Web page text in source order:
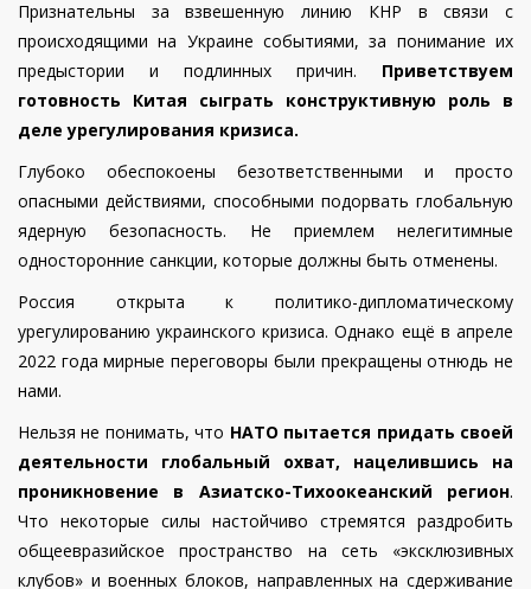
Признательны за взвешенную линию КНР в связи с
происходящими на Украине событиями, за понимание их
предыстории и подлинных причин. Приветствуем
готовность Китая сыграть конструктивную роль в
деле урегулирования кризиса.
Глубоко обеспокоены безответственными и просто
опасными действиями, способными подорвать глобальную
ядерную безопасность. Не приемлем нелегитимные
односторонние санкции, которые должны быть отменены.
Россия открыта к политико-дипломатическому
урегулированию украинского кризиса. Однако ещё в апреле
2022 года мирные переговоры были прекращены отнюдь не
нами.
Нельзя не понимать, что НАТО пытается придать своей
деятельности глобальный охват, нацелившись на
проникновение в Азиатско-Тихоокеанский регион.
Что некоторые силы настойчиво стремятся раздробить
общеевразийское пространство на сеть «эксклюзивных
клубов» и военных блоков, направленных на сдерживание